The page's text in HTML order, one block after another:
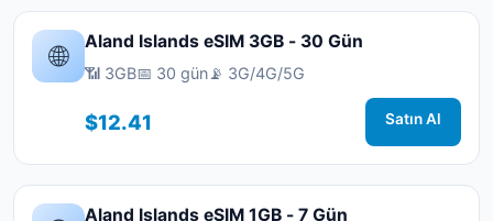
🌐 Aland Islands eSIM 3GB - 30 Gün
📶 3GB📅 30 gün📡 3G/4G/5G
$12.41 Satın Al
Aland Islands eSIM 1GB - 7 Gün